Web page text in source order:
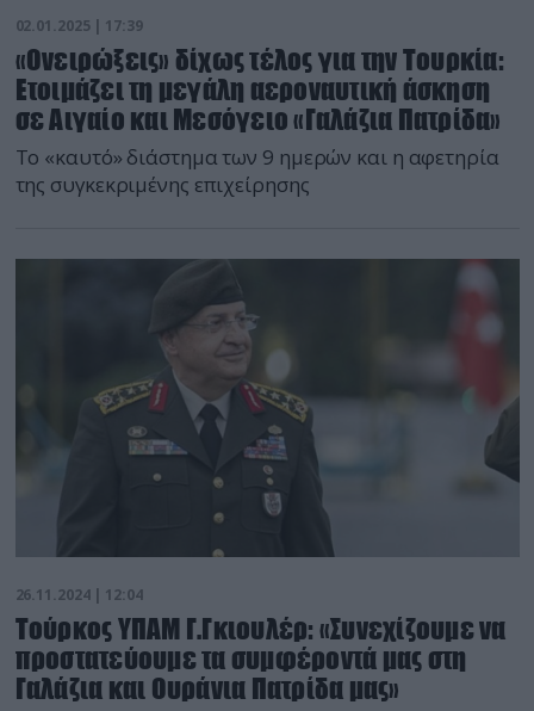
02.01.2025 | 17:39
«Ονειρώξεις» δίχως τέλος για την Τουρκία:
Ετοιμάζει τη μεγάλη αεροναυτική άσκηση
σε Αιγαίο και Μεσόγειο «Γαλάζια Πατρίδα»
Το «καυτό» διάστημα των 9 ημερών και η αφετηρία
της συγκεκριμένης επιχείρησης
26.11.2024 | 12:04
Τούρκος ΥΠΑΜ Γ.Γκιουλέρ: «Συνεχίζουμε να
προστατεύουμε τα συμφέροντά μας στη
Γαλάζια και Ουράνια Πατρίδα μας»